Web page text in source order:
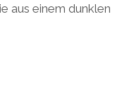
aus einem dunklen